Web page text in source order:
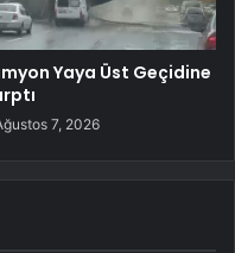
Yaya Üst Geçidine
7, 2026